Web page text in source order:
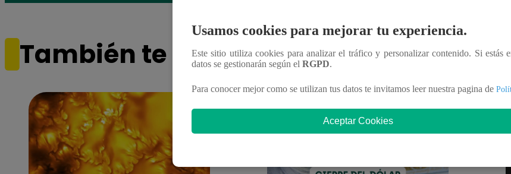
También te puede interesar
Usamos cookies para mejorar tu experiencia.
Este sitio utiliza cookies para analizar el tráfico y personalizar contenido. Si estás
datos se gestionarán según el RGPD.
Para conocer mejor como se utilizan tus datos te invitamos leer nuestra pagina de
Aceptar Cookies